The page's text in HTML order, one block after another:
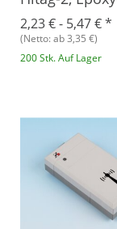
2,23 € - 5,47 €*
(Netto: ab 3,35 €)
200 Stk. Auf Lager